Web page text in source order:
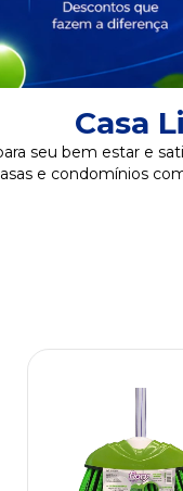
Casa
seu bem estar e
e condomínios